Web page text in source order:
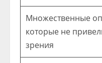
Множественные
которые не
зрения